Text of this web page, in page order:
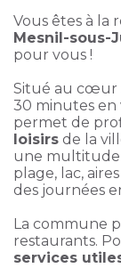
Vous êtes à la
Mesnil-sous-
pour vous !
Situé au cœur
30 minutes en
permet de
loisirs de la
une multitude
plage, lac,
des journées
La commune
restaurants.
services